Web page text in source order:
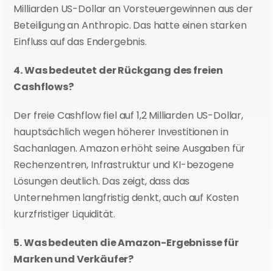
Milliarden US-Dollar an Vorsteuergewinnen aus der
Beteiligung an Anthropic. Das hatte einen starken
Einfluss auf das Endergebnis.
4. Was bedeutet der Rückgang des freien
Cashflows?
Der freie Cashflow fiel auf 1,2 Milliarden US-Dollar,
hauptsächlich wegen höherer Investitionen in
Sachanlagen. Amazon erhöht seine Ausgaben für
Rechenzentren, Infrastruktur und KI-bezogene
Lösungen deutlich. Das zeigt, dass das
Unternehmen langfristig denkt, auch auf Kosten
kurzfristiger Liquidität.
5. Was bedeuten die Amazon-Ergebnisse für
Marken und Verkäufer?